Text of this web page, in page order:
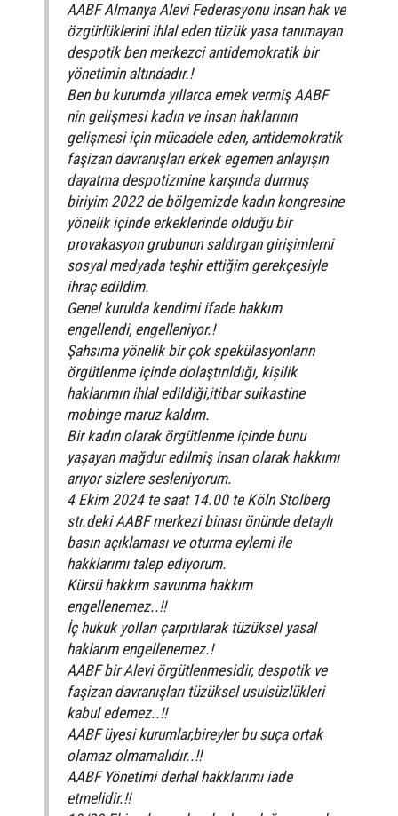
AABF Almanya Alevi Federasyonu insan hak ve
özgürlüklerini ihlal eden tüzük yasa tanımayan
despotik ben merkezci antidemokratik bir
yönetimin altındadır.!
Ben bu kurumda yıllarca emek vermiş AABF
nin gelişmesi kadın ve insan haklarının
gelişmesi için mücadele eden, antidemokratik
faşizan davranışları erkek egemen anlayışın
dayatma despotizmine karşında durmuş
biriyim 2022 de bölgemizde kadın kongresine
yönelik içinde erkeklerinde olduğu bir
provakasyon grubunun saldırgan girişimlerni
sosyal medyada teşhir ettiğim gerekçesiyle
ihraç edildim.
Genel kurulda kendimi ifade hakkım
engellendi, engelleniyor.!
Şahsıma yönelik bir çok spekülasyonların
örgütlenme içinde dolaştırıldığı, kișilik
haklarımın ihlal edildiği,itibar suikastine
mobinge maruz kaldım.
Bir kadın olarak örgütlenme içinde bunu
yaşayan mağdur edilmiş insan olarak hakkımı
arıyor sizlere sesleniyorum.
4 Ekim 2024 te saat 14.00 te Köln Stolberg
str.deki AABF merkezi binası önünde detaylı
basın açıklaması ve oturma eylemi ile
hakklarımı talep ediyorum.
Kürsü hakkım savunma hakkım
engellenemez..!!
İç hukuk yolları çarpıtılarak tüzüksel yasal
haklarım engellenemez.!
AABF bir Alevi örgütlenmesidir, despotik ve
faşizan davranışları tüzüksel usulsüzlükleri
kabul edemez..!!
AABF üyesi kurumlar,bireyler bu suça ortak
olamaz olmamalıdır..!!
AABF Yönetimi derhal hakklarımı iade
etmelidir.!!